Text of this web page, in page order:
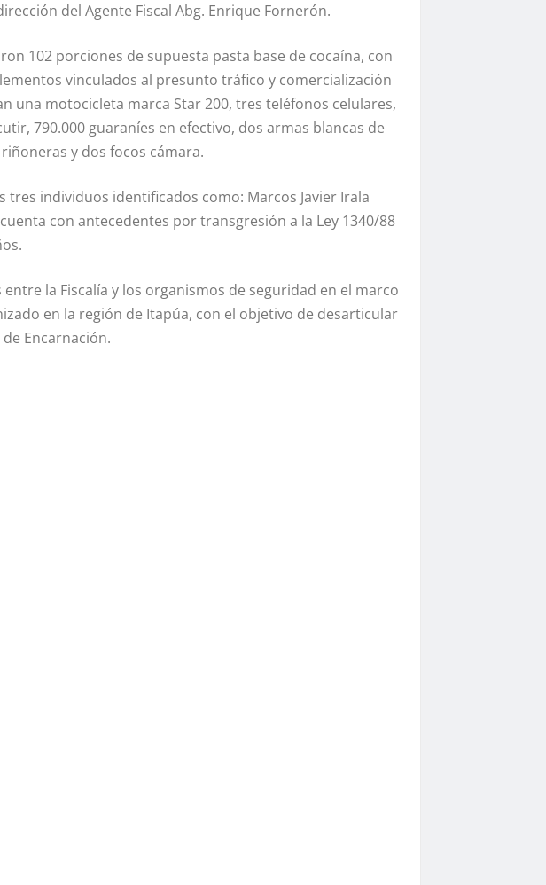
del Agente Fiscal Abg. Enrique Fornerón.
102 porciones de supuesta pasta base de cocaína, con
vinculados al presunto tráfico y comercialización
una motocicleta marca Star 200, tres teléfonos celulares,
790.000 guaraníes en efectivo, dos armas blancas de
y dos focos cámara.
individuos identificados como: Marcos Javier Irala
con antecedentes por transgresión a la Ley 1340/88
la Fiscalía y los organismos de seguridad en el marco
en la región de Itapúa, con el objetivo de desarticular
Encarnación.